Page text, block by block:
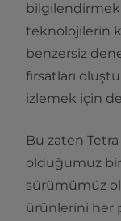
teknolojilerin
benzersiz
fırsatları
izlemek için
Bu zaten
olduğumuz bir
sürümümüz
ürünlerini her